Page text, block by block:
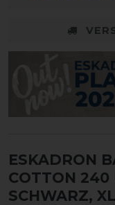
ESKADRON
COTTON 240
SCHWARZ, XL